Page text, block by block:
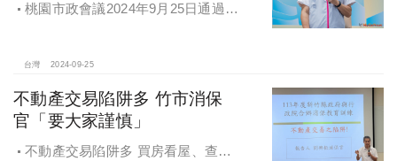
桃園市政會議2024年9月25日通過
住都中心
台灣 2024-09-25
不動產交易陷阱多 竹市消保
官「要大家謹慎」
不動產交易陷阱多 買房看屋、查